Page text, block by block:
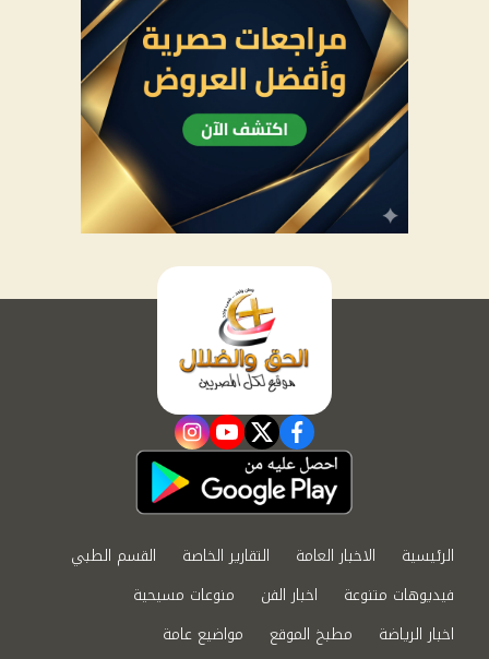
facebook
twitter
youtube
instagram
الرئيسية الاخبار العامة التقارير الخاصة
القسم الطبي
فيديوهات متنوعة
اخبار الفن
منوعات مسيحية
اخبار الرياضة
مطبخ الموقع
مواضيع عامة